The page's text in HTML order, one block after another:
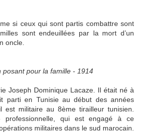
si ceux qui sont partis combattre sont
sont endeuillées par la mort d’un
oncle.
posant pour la famille - 1914
Joseph Dominique Lacaze. Il était né à
parti en Tunisie au début des années
militaire au 8ème tirailleur tunisien.
professionnelle, qui est engagé à ce
militaires dans le sud marocain.